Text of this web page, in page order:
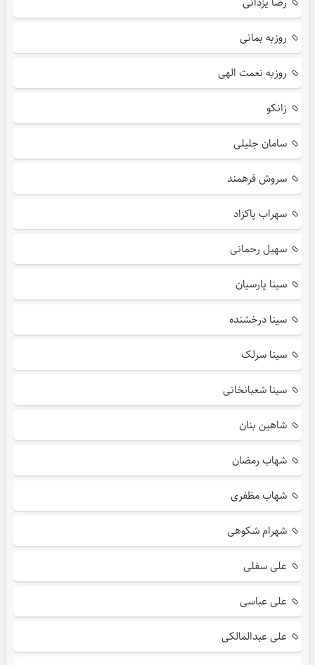
روزبه بمانی
روزبه نعمت الهی
زانکو
سامان جلیلی
سروش فرهمند
سهراب پاکزاد
سهیل رحمانی
سینا پارسیان
سینا درخشنده
سینا سرلک
سینا شعبانخانی
شاهین بنان
شهاب رمضان
شهاب مظفری
شهرام شکوهی
علی سفلی
علی عباسی
علی عبدالمالکی